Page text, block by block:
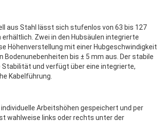
aus Stahl lässt sich stufenlos von 63 bis 127
Zwei in den Hubsäulen integrierte
Höhenverstellung mit einer Hubgeschwindigkeit
Bodenunebenheiten bis ± 5 mm aus. Der stabile
und verfügt über eine integrierte,
Kabelführung.
Arbeitshöhen gespeichert und per
wahlweise links oder rechts unter der